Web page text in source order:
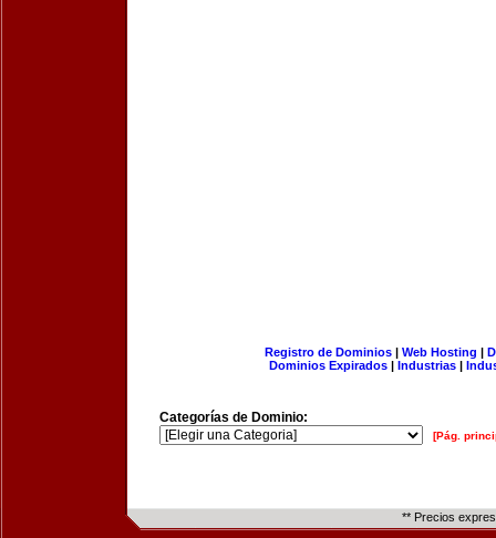
Registro de Dominios| Web Hosting |
Dominios Expirados | Industrias |
Categorías de Dominio:
[Pág.
** Precios